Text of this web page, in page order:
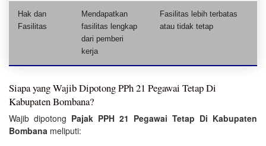
Hak dan
Fasilitas
Mendapatkan
fasilitas lengkap
dari pemberi
kerja
Fasilitas lebih terbatas
atau tidak tetap
Siapa yang Wajib Dipotong PPh 21 Pegawai Tetap Di
Kabupaten Bombana?
Wajib dipotong Pajak PPH 21 Pegawai Tetap Di Kabupaten
Bombana meliputi: